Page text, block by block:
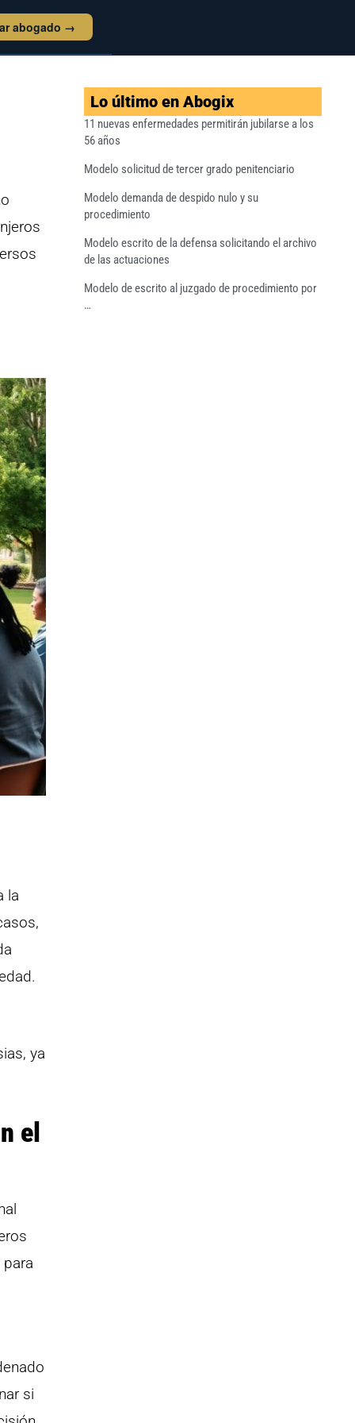
abogado →
la
ya
el
si
Lo último en Abogix
11 nuevas enfermedades permitirán jubilarse a los
56 años
Modelo solicitud de tercer grado penitenciario
Modelo demanda de despido nulo y su
procedimiento
Modelo escrito de la defensa solicitando el archivo
de las actuaciones
Modelo de escrito al juzgado de procedimiento por
…